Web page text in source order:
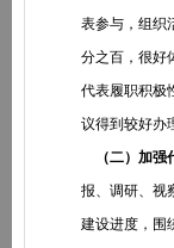
表参与，组织
分之百，很好
代表履职积极
议得到较好办
（二）加强
报、调研、视
建设进度，围